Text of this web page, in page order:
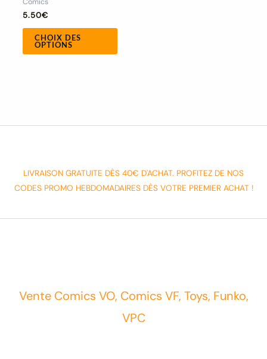
Comics
5.50€
CHOIX DES
OPTIONS
LIVRAISON GRATUITE DÈS 40€ D'ACHAT. PROFITEZ DE NOS
CODES PROMO HEBDOMADAIRES DÈS VOTRE PREMIER ACHAT !
Vente Comics VO, Comics VF, Toys, Funko,
VPC